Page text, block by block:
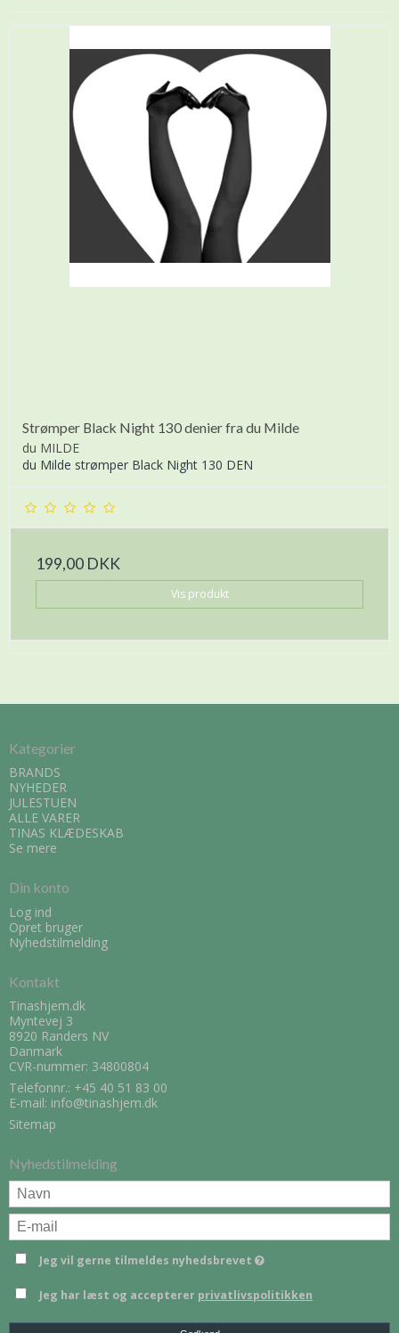
Strømper Black Night 130 denier fra du Milde
du MILDE
du Milde strømper Black Night 130 DEN
199,00 DKK
Vis produkt
Kategorier
BRANDS
NYHEDER
JULESTUEN
ALLE VARER
TINAS KLÆDESKAB
Se mere
Din konto
Log ind
Opret bruger
Nyhedstilmelding
Kontakt
Tinashjem.dk
Myntevej 3
8920 Randers NV
Danmark
CVR-nummer: 34800804
Telefonnr.: +45 40 51 83 00
E-mail: info@tinashjem.dk
Sitemap
Nyhedstilmelding
Jeg vil gerne tilmeldes nyhedsbrevet
Jeg har læst og accepterer privatlivspolitikken